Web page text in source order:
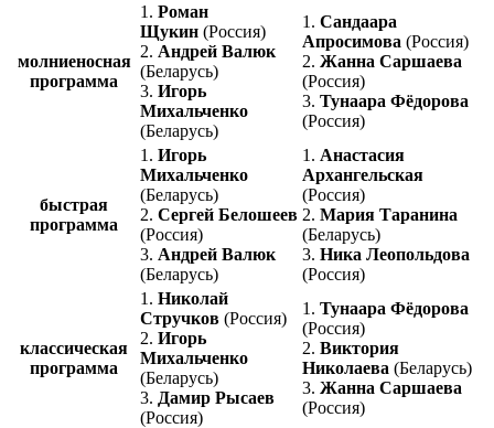
молниеносная
программа
1. Роман
Щукин (Россия)
2. Андрей Валюк
(Беларусь)
3. Игорь
Михальченко
(Беларусь)
1. Сандаара
Апросимова (Россия)
2. Жанна Саршаева
(Россия)
3. Тунаара Фёдорова
(Россия)
быстрая
программа
1. Игорь
Михальченко
(Беларусь)
2. Сергей Белошеев
(Россия)
3. Андрей Валюк
(Беларусь)
1. Анастасия
Архангельская
(Россия)
2. Мария Таранина
(Беларусь)
3. Ника Леопольдова
(Россия)
классическая
программа
1. Николай
Стручков (Россия)
2. Игорь
Михальченко
(Беларусь)
3. Дамир Рысаев
(Россия)
1. Тунаара Фёдорова
(Россия)
2. Виктория
Николаева (Беларусь)
3. Жанна Саршаева
(Россия)